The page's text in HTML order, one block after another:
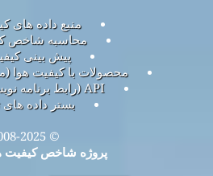
منبع داده های
محاسبه شاخص
پیش بینی
محصولات با کیفیت هوا
API (رابط برنامه نویسی کاربردی)
بستر داده های
© 2008-2025
پروژه شاخص کیفیت